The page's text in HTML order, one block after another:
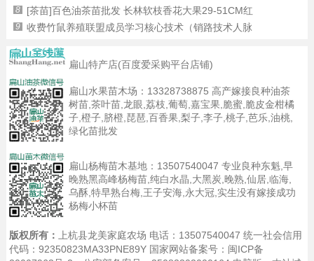
8 [茶苗]百色油茶苗批发 长林软枝香花大果29-51CM红
9 收费竹鼠养殖联盟成员学习核心技术（销路技术人脉
扁山特产店(百度爱采购平台店铺)
扁山水果苗木场： 13328738875 高产嫁接良种油茶
树苗,茶叶苗,龙眼,荔枝,葡萄,嘉宝果,脆蜜,脆皮金柑橘
子,橙子,脐橙,琵琶,百香果,梨子,李子,桃子,芭乐,油桃,
绿化苗批发
扁山杨梅苗木基地： 13507540047 专业良种东魁,早
晚熟黑高峰杨梅苗,纯白水晶,大黑炭,晚熟,仙居,临海,
乌酥,特早熟台梅,王子安海,永大冠,实生没有嫁接成功
杨梅小杯苗
版权所有：
上杭县龙美家庭农场 电话：13507540047 统一社会信用
代码：92350823MA33PNE89Y 国家网站备案号： 闽ICP备